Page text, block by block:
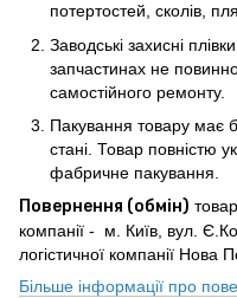
потертостей, сколів,
Заводські захисні
запчастинах не
самостійного ремонту.
Пакування товару має
стані. Товар повністю
фабричне пакування.
Повернення (обмін)
компанії - м. Київ, вул.
логістичної компанії
Більше інформації про